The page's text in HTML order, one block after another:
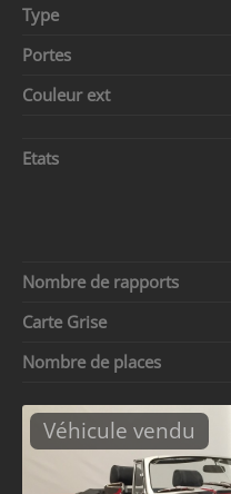
Type
Portes
Couleur ext
Etats
Nombre de rapports
Carte Grise
Nombre de places
Véhicule vendu